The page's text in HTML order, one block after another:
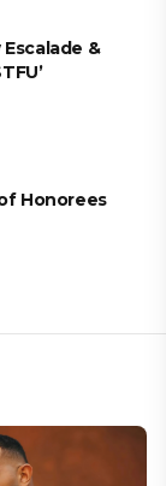
&
Honorees